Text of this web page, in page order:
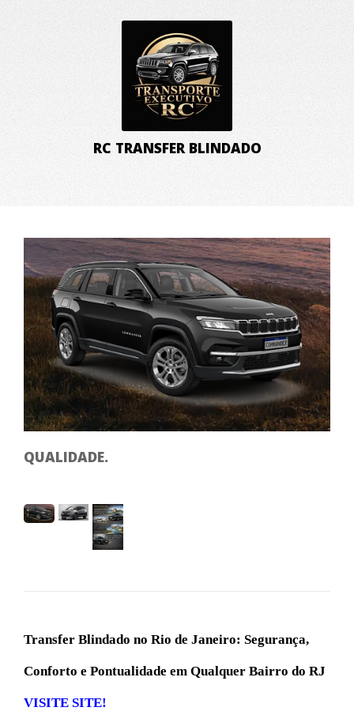
RC TRANSFER BLINDADO
QUALIDADE.
Transfer Blindado no Rio de Janeiro: Segurança,
Conforto e Pontualidade em Qualquer Bairro do RJ
VISITE SITE!